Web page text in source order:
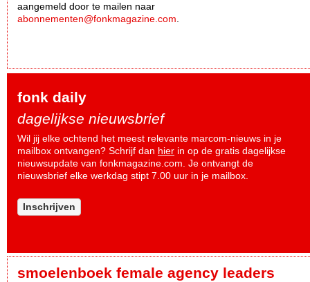
aangemeld door te mailen naar
abonnementen@fonkmagazine.com
fonk daily
dagelijkse nieuwsbrief
Wil jij elke ochtend het meest relevante marcom-nieuws in je
mailbox ontvangen? Schrijf dan hier in op de gratis dagelijkse
nieuwsupdate van fonkmagazine.com. Je ontvangt de
nieuwsbrief elke werkdag stipt 7.00 uur in je mailbox.
Inschrijven
smoelenboek female agency leaders